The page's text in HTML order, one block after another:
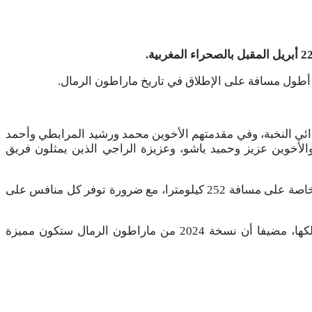
النخبة، وفي مقدمتهم الأخوين محمد ورشيد المرابطي وأحمد
الذين يشكلون فريق “تي جي سي سي”، وعزيزة العمراني التي فاجأت الجميع باحتلالها المركز الثاني في دورة 2023، والأخوين عزيز وحميد ياشو، وعزيزة الراجي الذين يمثلون فريق
يشار إلى أن ماراطون الرمال هو سباق جري على 6 مراحل، يتعين خلالها على العدائين الإكتفاء الذاتي من الطعام وحمل معداتهم الخاصة على مسافة 252 كيلومترا، مع ضرورة توفر كل منافس على
وخلص البلاغ إلى أن هذه المنافسة متعددة المراحل، التي تختبر المرونة البدنية والذهنية في الآن نفسه، تتميز أيضا بصعوبة مسالكها، مضيفا أن نسخة 2024 من ماراطون الرمال ستكون مميزة